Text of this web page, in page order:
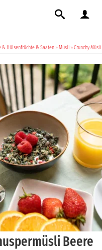
& Hülsenfrüchte & Saaten »Müsli »Crunchy Müsli
Beere